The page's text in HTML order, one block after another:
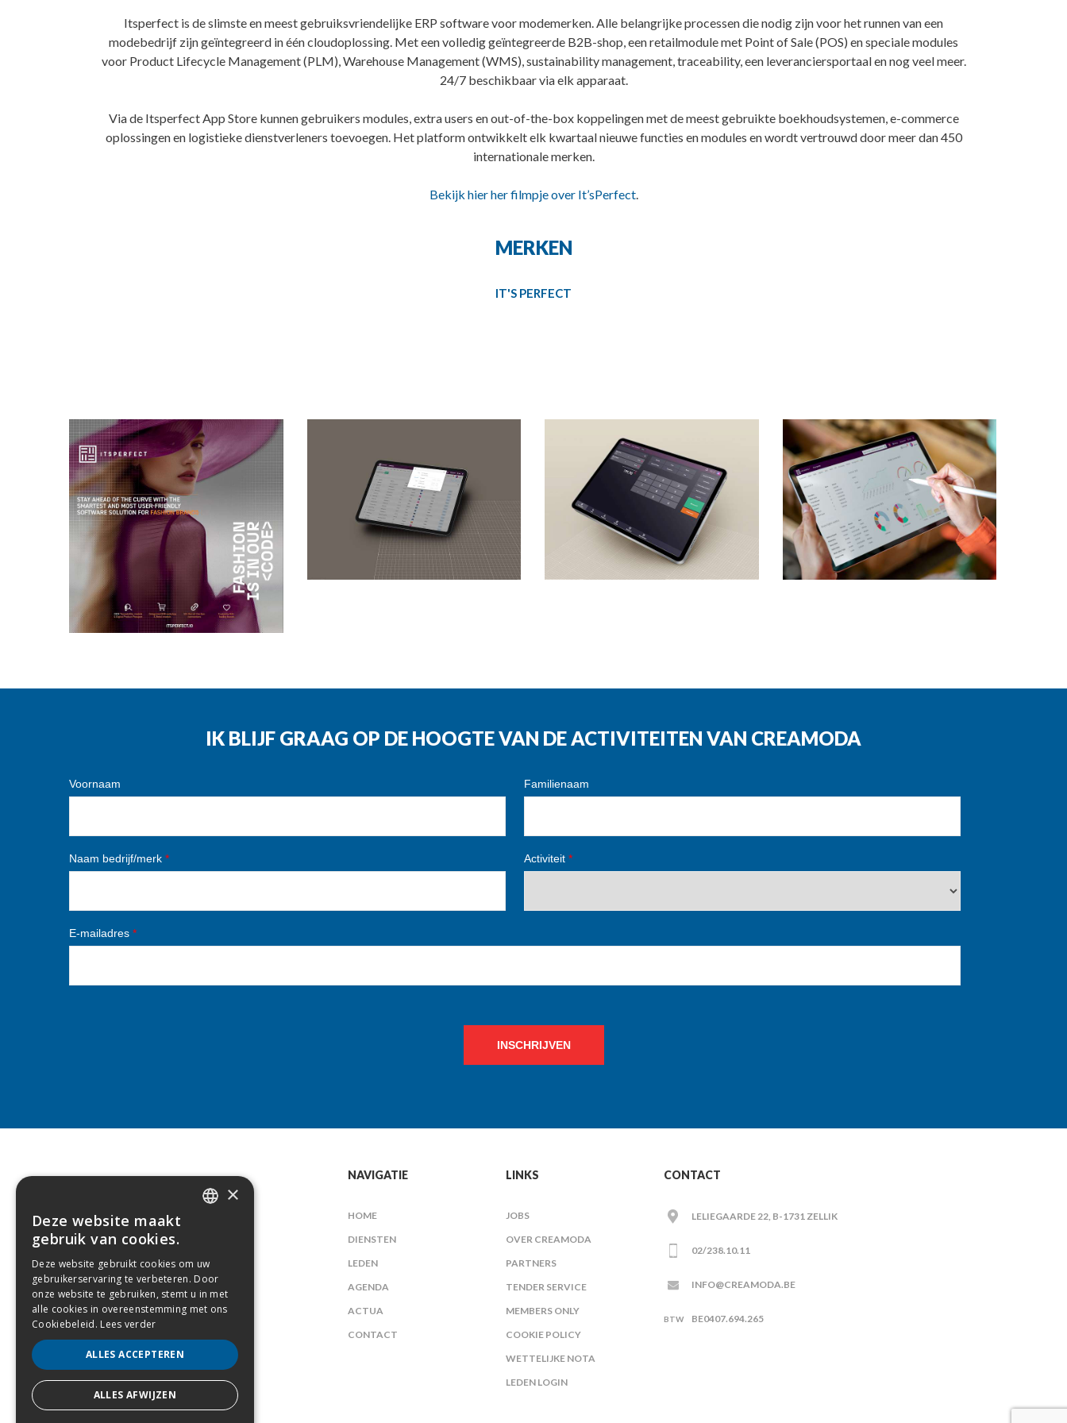
Itsperfect is de slimste en meest gebruiksvriendelijke ERP software voor modemerken. Alle belangrijke processen die nodig zijn voor het runnen van een
modebedrijf zijn geïntegreerd in één cloudoplossing. Met een volledig geïntegreerde B2B-shop, een retailmodule met Point of Sale (POS) en speciale modules
voor Product Lifecycle Management (PLM), Warehouse Management (WMS), sustainability management, traceability, een leveranciersportaal en nog veel meer.
24/7 beschikbaar via elk apparaat.
Via de Itsperfect App Store kunnen gebruikers modules, extra users en out-of-the-box koppelingen met de meest gebruikte boekhoudsystemen, e-commerce
oplossingen en logistieke dienstverleners toevoegen. Het platform ontwikkelt elk kwartaal nieuwe functies en modules en wordt vertrouwd door meer dan 450
internationale merken.
Bekijk hier her filmpje over It’sPerfect.
MERKEN
IT'S PERFECT
IK BLIJF GRAAG OP DE HOOGTE VAN DE ACTIVITEITEN VAN CREAMODA
Voornaam Familienaam
Naam bedrijf/merk * Activiteit*
E-mailadres *
INSCHRIJVEN
NAVIGATIE
HOME
DIENSTEN
LEDEN
AGENDA
ACTUA
CONTACT
LINKS
JOBS
OVER CREAMODA
PARTNERS
TENDER SERVICE
MEMBERS ONLY
COOKIE POLICY
WETTELIJKE NOTA
LEDEN LOGIN
CONTACT
LELIEGAARDE 22, B-1731 ZELLIK
02/238.10.11
INFO@CREAMODA.BE
BE0407.694.265
×
Deze website maakt
gebruik van cookies.
Deze website gebruikt cookies om uw
gebruikerservaring te verbeteren. Door
onze website te gebruiken, stemt u in met
alle cookies in overeenstemming met ons
Cookiebeleid. Lees verder
ALLES ACCEPTEREN
ALLES AFWIJZEN